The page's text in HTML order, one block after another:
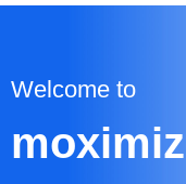
Welcome to